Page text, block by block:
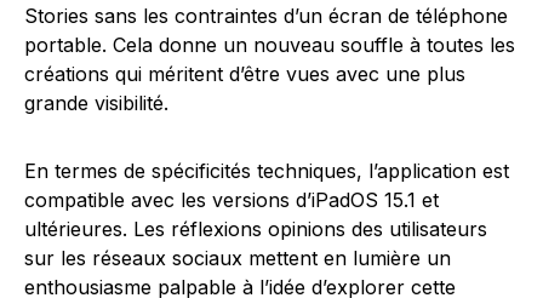
Stories sans les contraintes d’un écran de téléphone
portable. Cela donne un nouveau souffle à toutes les
créations qui méritent d’être vues avec une plus
grande visibilité.
En termes de spécificités techniques, l’application est
compatible avec les versions d’iPadOS 15.1 et
ultérieures. Les réflexions opinions des utilisateurs
sur les réseaux sociaux mettent en lumière un
enthousiasme palpable à l’idée d’explorer cette